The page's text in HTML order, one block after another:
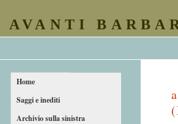
AVANTI
Home
Saggi e inediti
Archivio sulla sinistra